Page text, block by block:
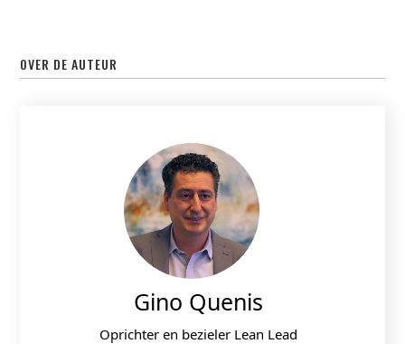
OVER DE AUTEUR
Gino Quenis
Oprichter en bezieler Lean Lead